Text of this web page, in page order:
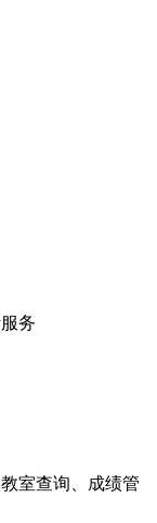
务
室查询、成绩管